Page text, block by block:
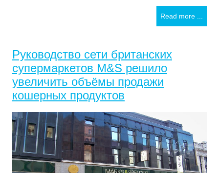
Read more ...
Руководство сети британских
супермаркетов M&S решило
увеличить объёмы продажи
кошерных продуктов